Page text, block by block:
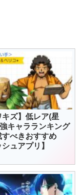
キズ】低レア(星
キャラランキング
すべきおすすめ
シュアプリ】